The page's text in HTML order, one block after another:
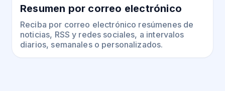
Resumen por correo electrónico
Reciba por correo electrónico resúmenes de
noticias, RSS y redes sociales, a intervalos
diarios, semanales o personalizados.